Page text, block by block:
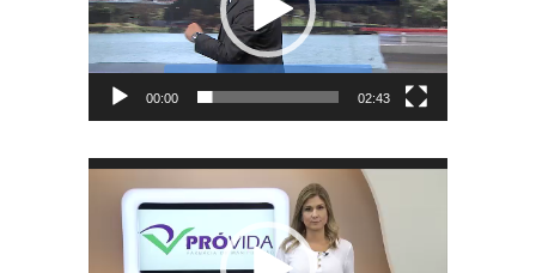
00:00 02:43
Tocador
vídeo